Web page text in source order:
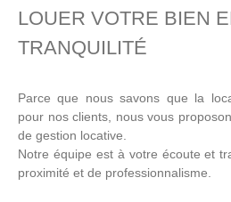
LOUER VOTRE BIEN
TRANQUILITÉ
Parce que nous savons que la
pour nos clients, nous vous
de gestion locative.
Notre équipe est à votre écoute et
proximité et de professionnalisme.